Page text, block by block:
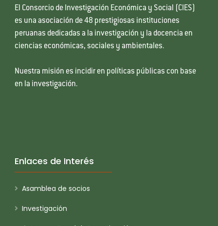
El Consorcio de Investigación Económica y Social (CIES)
es una asociación de 48 prestigiosas instituciones
peruanas dedicadas a la investigación y la docencia en
ciencias económicas, sociales y ambientales.
Nuestra misión es incidir en políticas públicas con base
en la investigación.
Enlaces de Interés
Asamblea de socios
Investigación